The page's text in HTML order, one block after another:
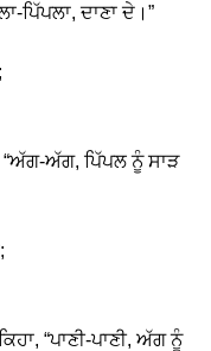
ਪਿੱਪਲਾ, ਦਾਣਾ ਦੇ।”
ਅੱਗ, ਪਿੱਪਲ ਨੂੰ ਸਾੜ
“ਪਾਣੀ-ਪਾਣੀ, ਅੱਗ ਨੂੰ